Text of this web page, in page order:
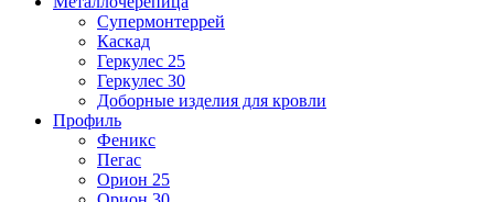
Супермонтеррей
Каскад
Геркулес 25
Геркулес 30
Доборные изделия для кровли
Профиль
Феникс
Пегас
Орион 25